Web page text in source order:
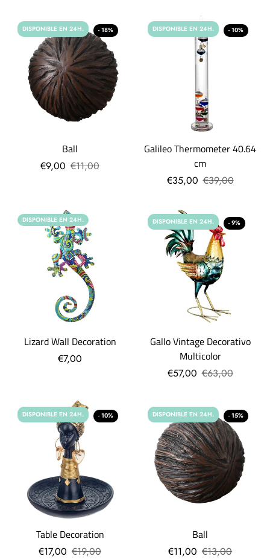
DISPONIBLE EN 24H. - 18%
Ball
€9,00 €11,00
DISPONIBLE EN 24H. - 10%
Galileo Thermometer 40.64
cm
€35,00 €39,00
DISPONIBLE EN 24H.
Lizard Wall Decoration
€7,00
DISPONIBLE EN 24H. - 9%
Gallo Vintage Decorativo
Multicolor
€57,00 €63,00
DISPONIBLE EN 24H. - 10%
Table Decoration
€17,00 €19,00
DISPONIBLE EN 24H. - 15%
Ball
€11,00 €13,00